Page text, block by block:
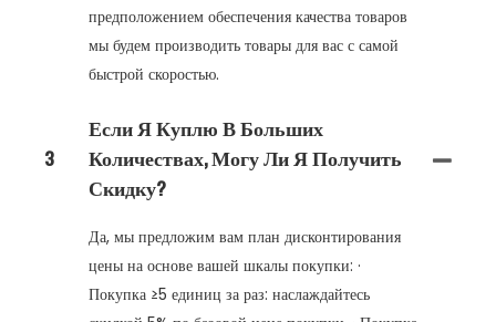
предположением обеспечения качества товаров
мы будем производить товары для вас с самой
быстрой скоростью.
3
Если Я Куплю В Больших
Количествах, Могу Ли Я Получить
Скидку?
Да, мы предложим вам план дисконтирования
цены на основе вашей шкалы покупки: ·
Покупка ≥5 единиц за раз: наслаждайтесь